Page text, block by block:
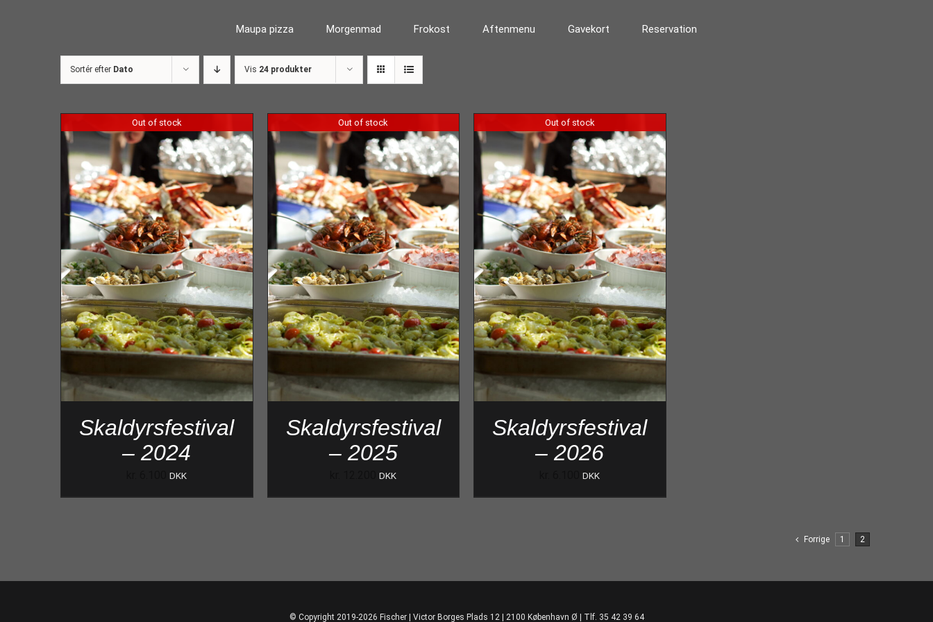
Maupa pizza Morgenmad Frokost Aftenmenu Gavekort Reservation
Sortér efter Dato Vis 24 produkter
Out of stock
Skaldyrsfestival
– 2024
DKK
Out of stock
Skaldyrsfestival
– 2025
DKK
Out of stock
Skaldyrsfestival
– 2026
DKK
Forrige 1 2
© Copyright 2019-2026 Fischer | Victor Borges Plads 12 | 2100 København Ø | Tlf. 35 42 39 64